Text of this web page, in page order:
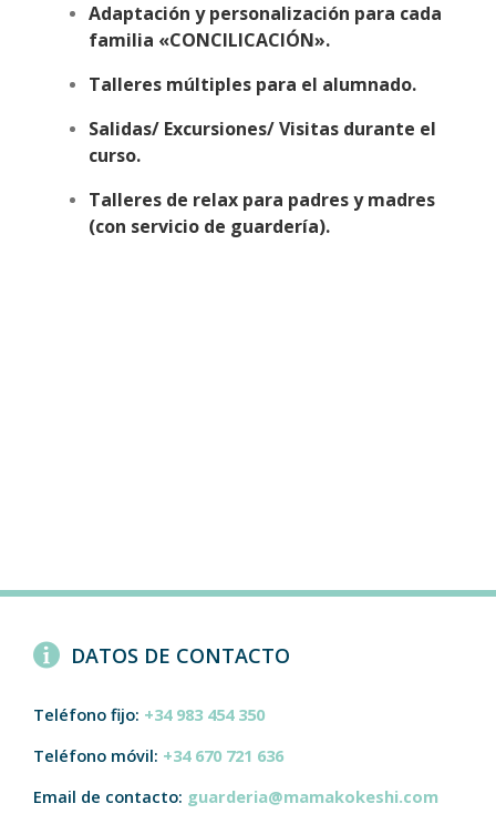
Adaptación y personalización para cada
familia «CONCILICACIÓN».
Talleres múltiples para el alumnado.
Salidas/ Excursiones/ Visitas durante el
curso.
Talleres de relax para padres y madres
(con servicio de guardería).
DATOS DE CONTACTO
Teléfono fijo: +34 983 454 350
Teléfono móvil: +34 670 721 636
Email de contacto: guarderia@mamakokeshi.com